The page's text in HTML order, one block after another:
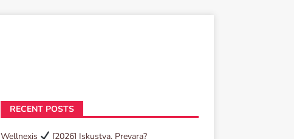
RECENT POSTS
Wellnexis
[2026] Iskustva, Prevara?